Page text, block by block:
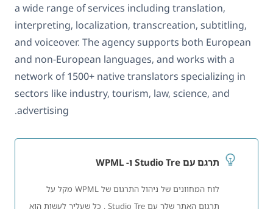
a wide range of services including translation,
interpreting, localization, transcreation, subtitling,
and voiceover. The agency supports both European
and non-European languages, and works with a
network of 1500+ native translators specializing in
sectors like industry, tourism, law, science, and
advertising.
תרגם עם Studio Tre ו- WPML
לוח המחוונים של ניהול התרגום של WPML מקל על
תרגום האתר שלך עם Studio Tre . כל שעליך לעשות הוא